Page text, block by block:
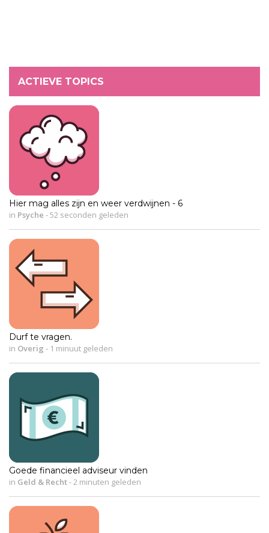
ACTIEVE TOPICS
Hier mag alles zijn en weer verdwijnen - 6
in Psyche -52 seconden geleden
Durf te vragen.
in Overig - 1 minuut geleden
Goede financieel adviseur vinden
in Geld & Recht-2 minuten geleden